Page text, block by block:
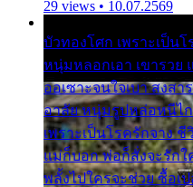
29 views • 10.07.2569
บัวทองโศก เพราะเป็น
หนุ่มหลอกเอา เขารวย
ออเซาะจนใจเบา สงสา
อาลัย หนุ่มรูปหล่อหนีไก
เพราะเป็นโรครักจาง ชี
แม่ก็บอก พ่อก็สั่งจะรักใ
พลั้งไปใครจะช่วย ซื้อเ